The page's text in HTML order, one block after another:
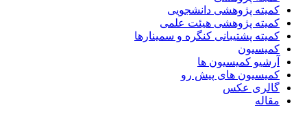
کمیته پژوهشی دانشجویی
کمیته پژوهشی هیئت علمی
کمیته پشتیبانی کنگره و سمینارها
کمیسیون
آرشیو کمیسیون ها
کمیسیون های پیش رو
گالری عکس
مقاله